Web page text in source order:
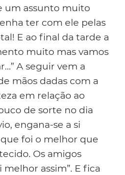
um assunto muito
ter com ele pelas
E ao final da tarde a
muito mas vamos
A seguir vem a
mãos dadas com a
em relação ao
de sorte no dia
engana-se a si
foi o melhor que
Os amigos
assim”. E fica